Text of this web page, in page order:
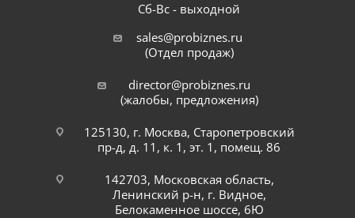
Сб-Вс - выходной
sales@probiznes.ru
(Отдел продаж)
director@probiznes.ru
(жалобы, предложения)
125130, г. Москва, Старопетровский
пр-д, д. 11, к. 1, эт. 1, помещ. 86
142703, Московская область,
Ленинский р-н, г. Видное,
Белокаменное шоссе, 6Ю